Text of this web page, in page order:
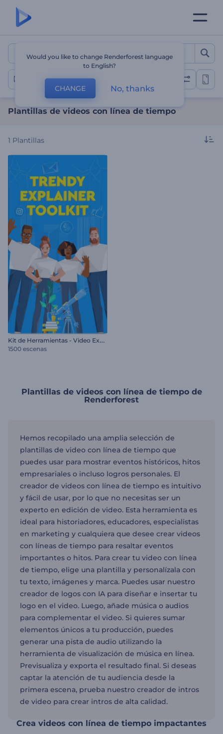
Plantillas de videos con
Videos con línea de tiempo
Plantillas de videos con línea de tiempo
1 Plantillas
K
it de Herramientas - Video Explicativo Moderno
1500 escenas
Plantillas de videos con línea de tiempo de
Renderforest
Hemos recopilado una amplia selección de
plantillas de video con línea de tiempo que
puedes usar para mostrar eventos históricos, hitos
empresariales o incluso logros personales. El
creador de videos con línea de tiempo es intuitivo
y fácil de usar, por lo que no necesitas ser un
experto en edición de video. Esta herramienta es
ideal para historiadores, educadores, especialistas
en marketing y cualquiera que desee crear videos
con líneas de tiempo para resaltar eventos
importantes o hitos. Para crear tu video con línea
de tiempo, elige una plantilla y personalízala con
tu texto, imágenes y marca. Puedes usar nuestro
creador de logos con IA para diseñar e insertar tu
logo en el video. Luego, añade música o audios
para complementar el video. Si quieres sumar
elementos únicos a tu producción, puedes
generar una pista de audio utilizando la
herramienta de visualización de música en línea.
Previsualiza y exporta el resultado final. Si deseas
captar la atención de tu audiencia desde la
primera escena, prueba nuestro creador de intros
de video para crear intros de alta calidad.
Crea videos con línea de tiempo impactantes
Would you like to change Renderforest language
to English?
CHANGE No, thanks